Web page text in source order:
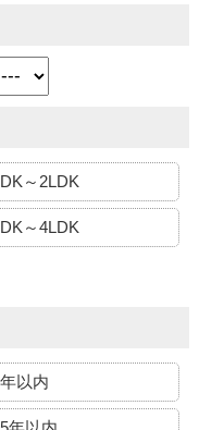
～2LDK
～4LDK
以内